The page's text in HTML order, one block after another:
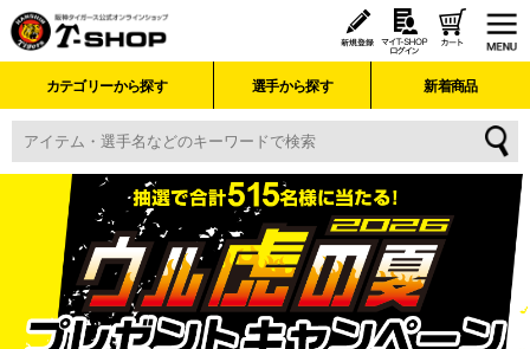
カテゴリーから探す 選手から探す 新着商品